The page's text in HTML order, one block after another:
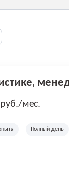
мес.
Полный день